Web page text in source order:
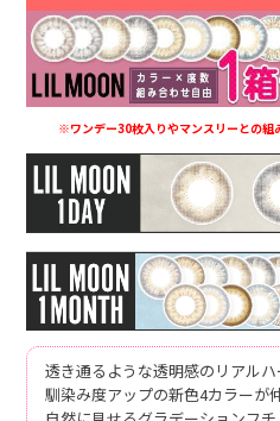
※ワンデー30枚入りやマンスリーとの組
透き通るような透明感のリアルハ
馴染み度アップの新色4カラーが